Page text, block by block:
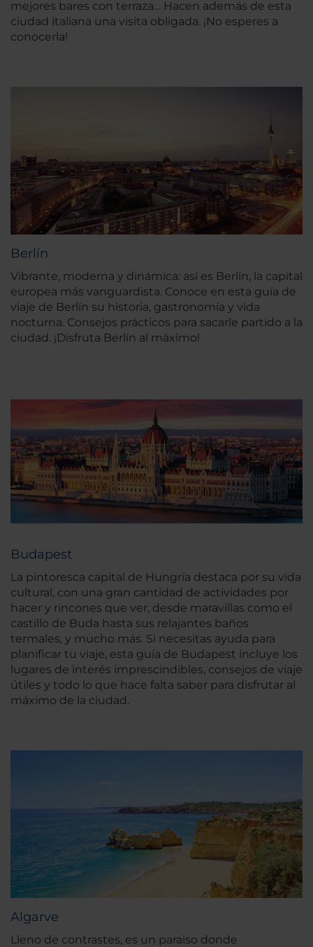
mejores bares con terraza… Hacen además de esta
ciudad italiana una visita obligada. ¡No esperes a
conocerla!
Berlín
Vibrante, moderna y dinámica: así es Berlín, la capital
europea más vanguardista. Conoce en esta guía de
viaje de Berlín su historia, gastronomía y vida
nocturna. Consejos prácticos para sacarle partido a la
ciudad. ¡Disfruta Berlín al máximo!
Budapest
La pintoresca capital de Hungría destaca por su vida
cultural, con una gran cantidad de actividades por
hacer y rincones que ver, desde maravillas como el
castillo de Buda hasta sus relajantes baños
termales, y mucho más. Si necesitas ayuda para
planificar tu viaje, esta guía de Budapest incluye los
lugares de interés imprescindibles, consejos de viaje
útiles y todo lo que hace falta saber para disfrutar al
máximo de la ciudad.
Algarve
Lleno de contrastes, es un paraiso donde